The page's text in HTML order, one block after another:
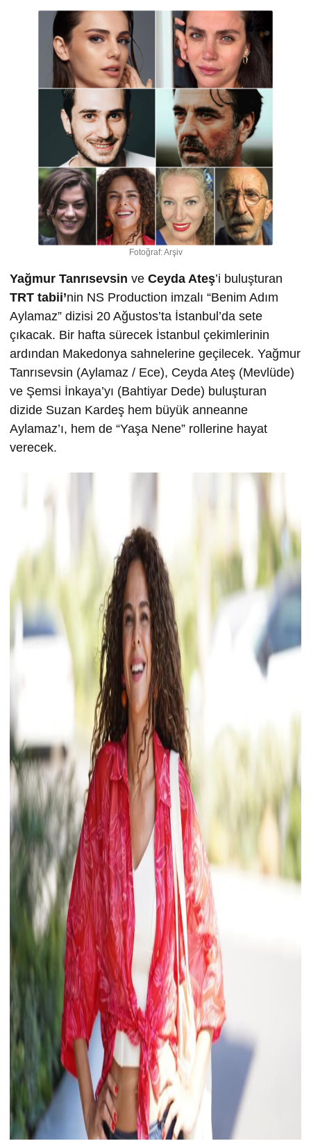
Fotoğraf: Arşiv
Yağmur Tanrısevsin ve Ceyda Ateş’i buluşturan
TRT tabii’nin NS Production imzalı “Benim Adım
Aylamaz” dizisi 20 Ağustos’ta İstanbul’da sete
çıkacak. Bir hafta sürecek İstanbul çekimlerinin
ardından Makedonya sahnelerine geçilecek. Yağmur
Tanrısevsin (Aylamaz / Ece), Ceyda Ateş (Mevlüde)
ve Şemsi İnkaya’yı (Bahtiyar Dede) buluşturan
dizide Suzan Kardeş hem büyük anneanne
Aylamaz’ı, hem de “Yaşa Nene” rollerine hayat
verecek.